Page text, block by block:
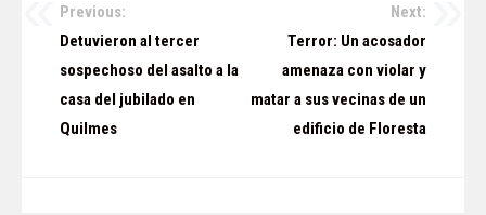
Navegación
entradas
Previous:
Detuvieron al tercer
sospechoso del asalto a la
casa del jubilado en
Quilmes
Next:
Terror: Un acosador
amenaza con violar y
matar a sus vecinas de un
edificio de Floresta